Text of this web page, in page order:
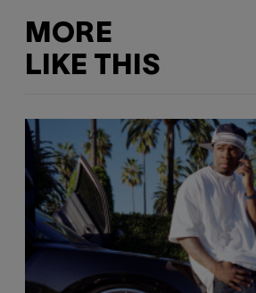
MORE
LIKE THIS